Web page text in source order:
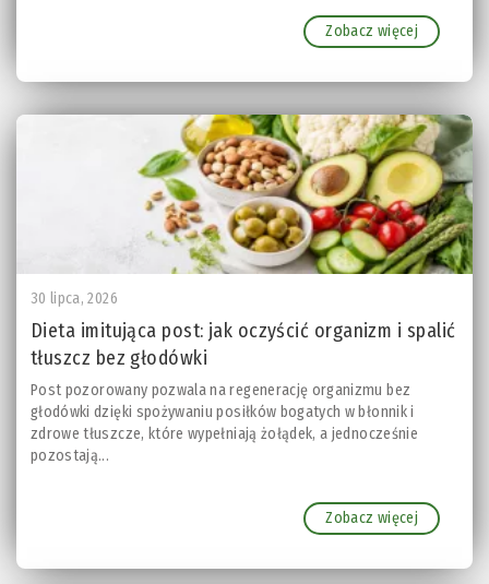
Zobacz więcej
30 lipca, 2026
Dieta imitująca post: jak oczyścić organizm i spalić
tłuszcz bez głodówki
Post pozorowany pozwala na regenerację organizmu bez
głodówki dzięki spożywaniu posiłków bogatych w błonnik i
zdrowe tłuszcze, które wypełniają żołądek, a jednocześnie
pozostają...
Zobacz więcej